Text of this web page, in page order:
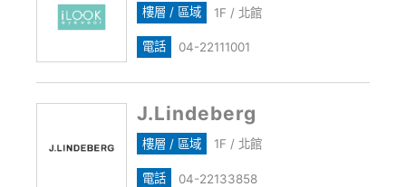
樓層 / 區域 1F / 北館
電話 04-22111001
J.Lindeberg
樓層 / 區域 1F / 北館
電話 04-22133858